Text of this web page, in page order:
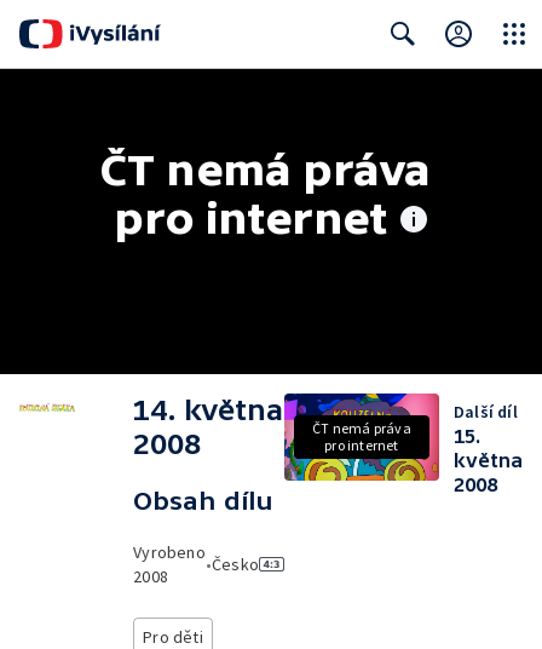
ČT nemá práva
pro internet
14. května
2008
Obsah dílu
Vyrobeno
2008
•Česko
Pro děti
ČT nemá práva
pro internet
Další díl
15.
května
2008